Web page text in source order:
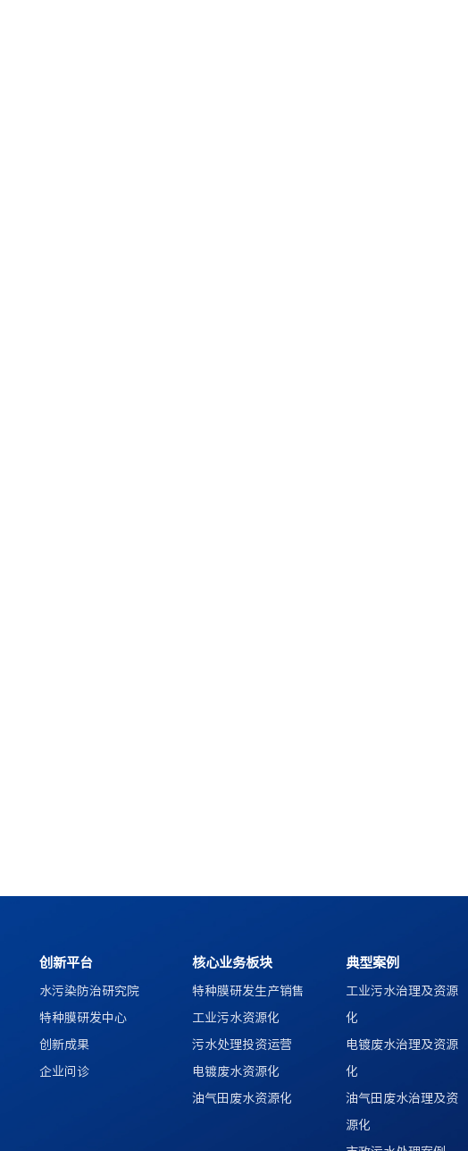
创新平台
水污染防治研究院
特种膜研发中心
创新成果
企业问诊
核心业务板块
特种膜研发生产销售
工业污水资源化
污水处理投资运营
电镀废水资源化
油气田废水资源化
典型案例
工业污水治理及资源
化
电镀废水治理及资源
化
油气田废水治理及资
源化